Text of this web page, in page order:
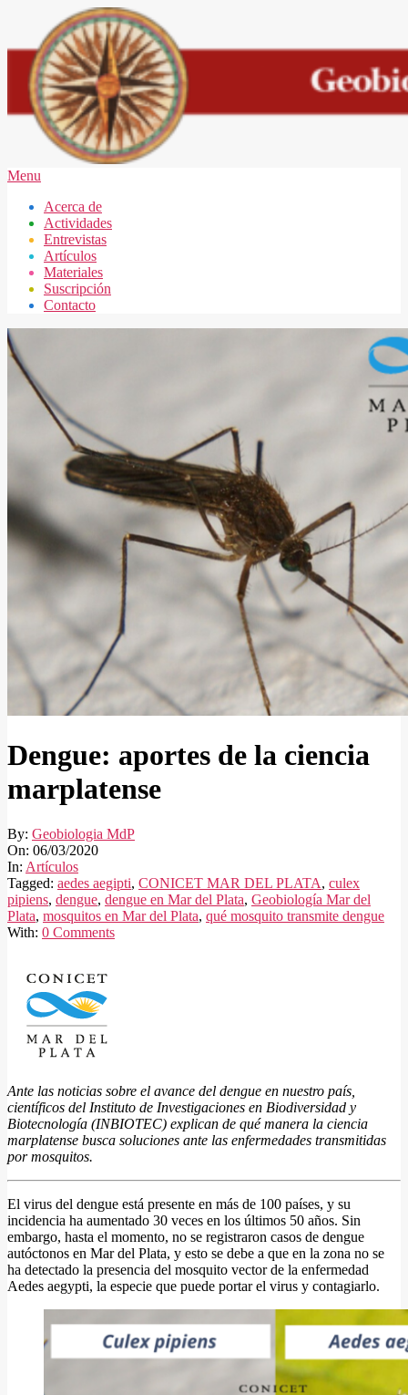
content
GEOBIOLOGÍA
DEL
PLATA
Secondary
Menu
Menu
Acerca de
Actividades
Entrevistas
Artículos
Materiales
Suscripción
Contacto
Dengue: aportes de la ciencia
marplatense
By: Geobiologia MdP
On: 06/03/2020
In: Artículos
Tagged: aedes aegipti, CONICET MAR DEL PLATA, culex
pipiens, dengue, dengue en Mar del Plata, Geobiología Mar del
Plata, mosquitos en Mar del Plata, qué mosquito transmite dengue
With: 0 Comments
Ante las noticias sobre el avance del dengue en nuestro país,
científicos del Instituto de Investigaciones en Biodiversidad y
Biotecnología (INBIOTEC) explican de qué manera la ciencia
marplatense busca soluciones ante las enfermedades transmitidas
por mosquitos.
El virus del dengue está presente en más de 100 países, y su
incidencia ha aumentado 30 veces en los últimos 50 años. Sin
embargo, hasta el momento, no se registraron casos de dengue
autóctonos en Mar del Plata, y esto se debe a que en la zona no se
ha detectado la presencia del mosquito vector de la enfermedad
Aedes aegypti, la especie que puede portar el virus y contagiarlo.